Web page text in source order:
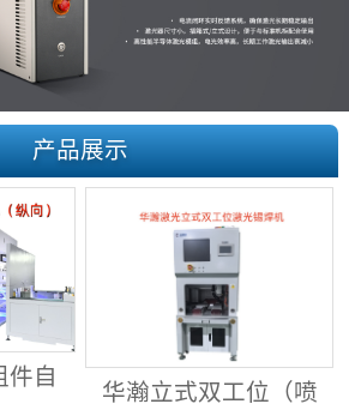
产品展示
件自
华瀚立式双工位（喷